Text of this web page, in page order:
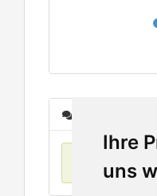
Ihre
uns